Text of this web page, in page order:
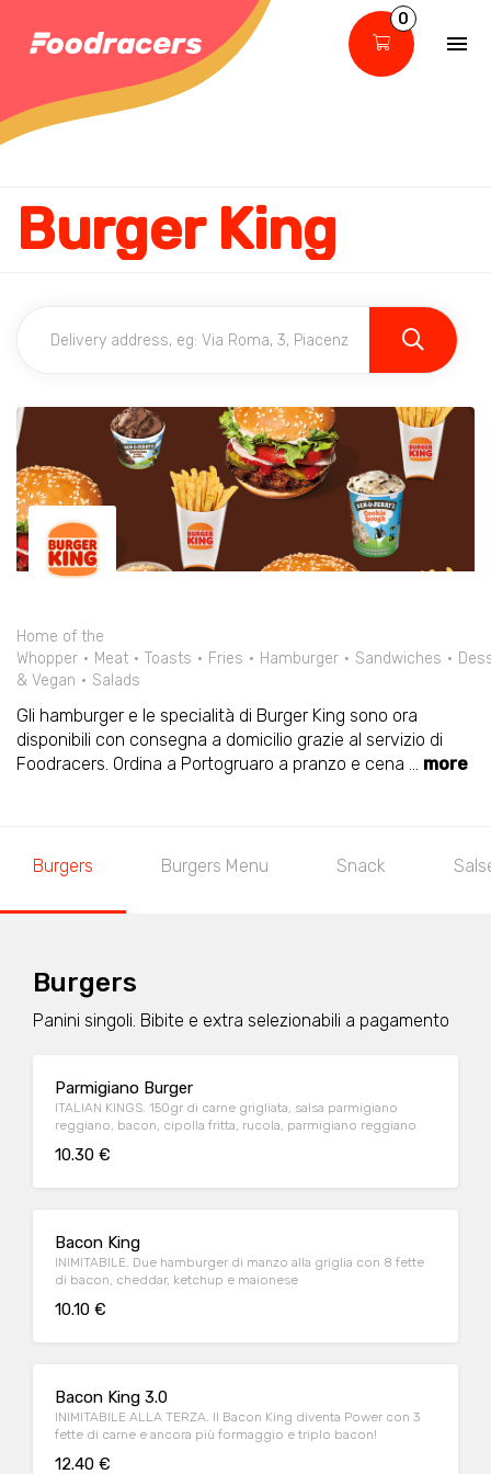
0
Burger King
Home of the
Whopper
Meat Toasts Fries Hamburger Sandwiches
& Vegan
Salads
Gli hamburger e le specialità di Burger King sono ora
disponibili con consegna a domicilio grazie al servizio di
Foodracers. Ordina a Portogruaro a pranzo e cena ... more
Burgers Burgers Menu Snack
Burgers
Panini singoli. Bibite e extra selezionabili a pagamento
Parmigiano Burger
ITALIAN KINGS. 150gr di carne grigliata, salsa parmigiano
reggiano, bacon, cipolla fritta, rucola, parmigiano reggiano
10.30 €
Bacon King
INIMITABILE. Due hamburger di manzo alla griglia con 8 fette
di bacon, cheddar, ketchup e maionese
10.10 €
Bacon King 3.0
INIMITABILE ALLA TERZA. Il Bacon King diventa Power con 3
fette di carne e ancora più formaggio e triplo bacon!
12.40 €